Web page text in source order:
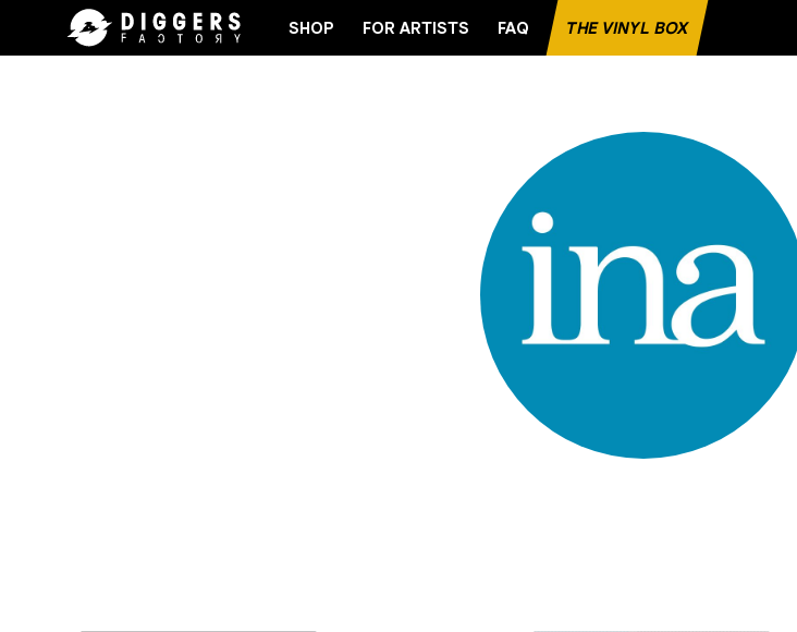
SHOP FOR ARTISTS FAQ THE VINYL BOX